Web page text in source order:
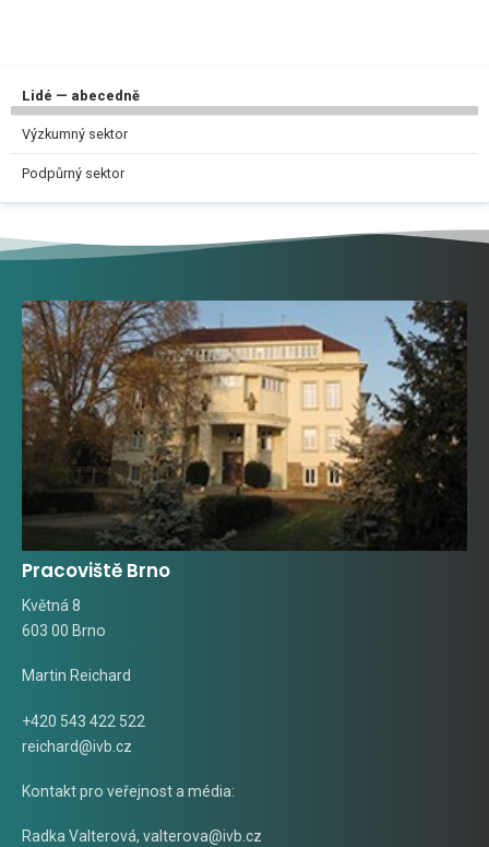
Lidé — abecedně
Výzkumný sektor
Podpůrný sektor
Pracoviště Brno
Květná 8
603 00 Brno
Martin Reichard
+420 543 422 522
reichard@ivb.cz
Kontakt pro veřejnost a média:
Radka Valterová, valterova@ivb.cz